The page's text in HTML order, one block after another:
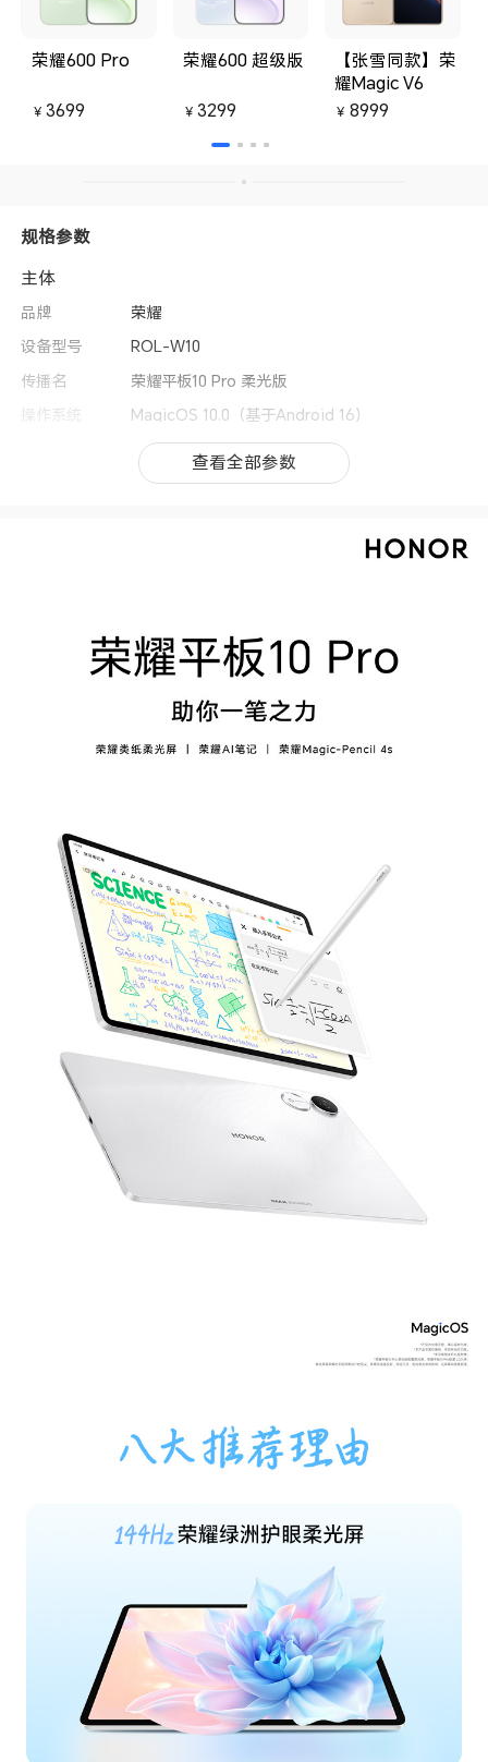
荣耀600 Pro
￥ 3699
荣耀600 超级版
￥ 3299
【张雪同款】荣
耀Magic V6
￥ 8999
规格参数
主体
品牌
荣耀
设备型号
ROL-W10
传播名
荣耀平板10 Pro 柔光版
操作系统
MagicOS 10.0（基于Android 16）
MagicOS 10.0
天玑8350至尊版
1 x Cortex-A715 3.35GHz + 3 x Cortex-A715
2026年1月
259.1mm（长）*176.1mm（宽）*6.1mm（厚）
可能有所差异。)
约475g(含电池）(备注:实际重量依配置、制造工
艺、测量方法的不同可能有所差异。)
屏幕尺寸
形测量时，屏幕的对角线长度是 11.5英寸（实际可
视区域略小）)
屏幕色域
10.7亿色，DCI-P3广色域(备注:10.7亿色是指10bi
t 色深（8bit 硬件规格，2bit 是软件算法扩
展），可显示的颜色数量为1024×1024×1024种，
约10.7亿种。)
LCD
屏幕分辨率
2800 x 1840
屏幕比例
3:2(备注:正面可视区)
支持多点触控，最多支持10点触控
88%(备注:计算方法为“可视区域/触摸屏区域”，
屏幕最高刷新率最高为144Hz（支持8档，30Hz/
45Hz/50Hz/60Hz/75Hz/90Hz/120Hz/144Hz）
(备注:不同应用界面下，屏幕刷新率可能略有不
256GB(备注:可使用的内存容量小于此值，因为平
1300万像素（F2.0 AF）(备注:不同拍照模式的照
片像素可能有差异，请以实际为准。)
像素可能有差异，请以实际为准。)
照片像素可能有差异，请以实际为准。)
后置摄像头摄像最大可支持3840x2160像素(备注:不同拍摄模式的
视频像素可能有差异，请以实际为准。)
后置摄像头像素
1300万像素（F2.0 AF）(备注:不同拍照模式的照
片像素可能有差异，请以实际为准。)
前置摄像头照片最大可支持3264x2448像素(备注:不同拍照模式
的照片像素可能有差异，请以实际为准。)
查看全部参数
查看全部参数